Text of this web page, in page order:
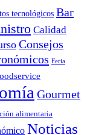
tecnológicos Bar
Calidad
Consejos
Feria
Gourmet
alimentaria
Noticias